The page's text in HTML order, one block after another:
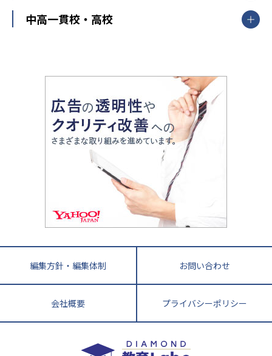
中部
愛知県
静岡県
長野県
大阪府
兵庫県 京都府 奈良県
和歌山県
鳥取県
島根県 岡山県 広島県
香川県
高知県
長崎県 熊本県
鹿児島県 沖縄県
武田塾
大学受験
教育全般
大学受験塾の選び方
中学受験に熱心な市区町村ランキング
小学校受験
家庭教師
開成番長直伝！子どもの受験を成功させる方法
運動と遊びを考える
情報Ⅰ、数学が苦手な人注目！最短距離の学力
アップ法
悩み多き「大学受験」相談室
英語・英会話・英検対策
小学校教師が解説！中学受験のリアル
教育ジャーナリストが徹底解説！ 大学受験の羅
中高一貫校・高校
大学入試改革
ママテクエグザム
進化する中高一貫校・高校
編集方針・編集体制 お問い合わせ
会社概要 プライバシーポリシー